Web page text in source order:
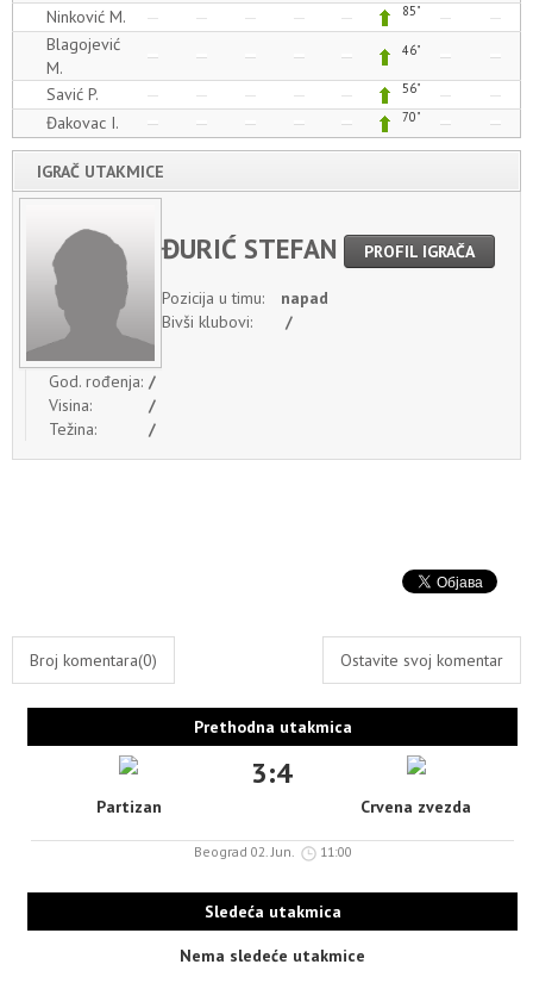
Ninković M. 85"
Blagojević
M.
46"
Savić P. 56"
Đakovac I. 70"
IGRAČ UTAKMICE
ĐURIĆ STEFAN PROFIL IGRAČA
Pozicija u timu:
napad
Bivši klubovi:
/
God. rođenja: /
Visina:
/
Težina:
/
Broj komentara(0) Ostavite svoj komentar
Prethodna utakmica
3:4
Partizan Crvena zvezda
Beograd 02. Jun. 11:00
Sledeća utakmica
Nema sledeće utakmice